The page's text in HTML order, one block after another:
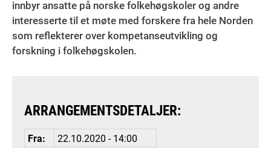
innbyr ansatte på norske folkehøgskoler og andre
interesserte til et møte med forskere fra hele Norden
som reflekterer over kompetanseutvikling og
forskning i folkehøgskolen.
ARRANGEMENTSDETALJER:
Fra:
22.10.2020 - 14:00